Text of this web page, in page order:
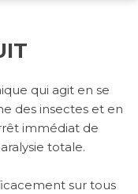
qui agit en se
des insectes et en
immédiat de
totale.
sur tous